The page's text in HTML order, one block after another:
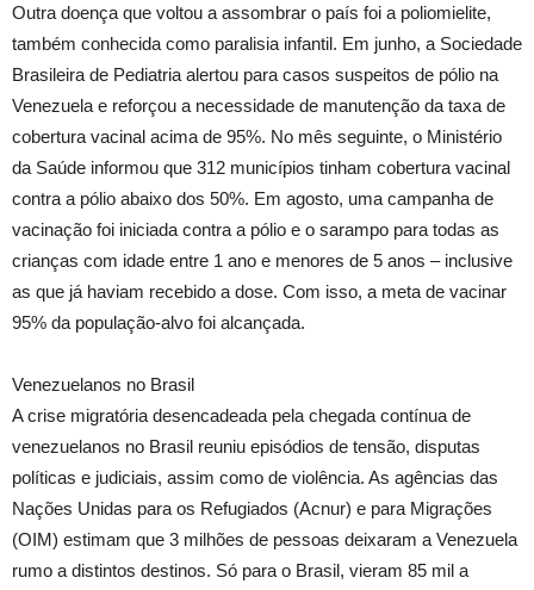
Outra doença que voltou a assombrar o país foi a poliomielite,
também conhecida como paralisia infantil. Em junho, a Sociedade
Brasileira de Pediatria alertou para casos suspeitos de pólio na
Venezuela e reforçou a necessidade de manutenção da taxa de
cobertura vacinal acima de 95%. No mês seguinte, o Ministério
da Saúde informou que 312 municípios tinham cobertura vacinal
contra a pólio abaixo dos 50%. Em agosto, uma campanha de
vacinação foi iniciada contra a pólio e o sarampo para todas as
crianças com idade entre 1 ano e menores de 5 anos – inclusive
as que já haviam recebido a dose. Com isso, a meta de vacinar
95% da população-alvo foi alcançada.
Venezuelanos no Brasil
A crise migratória desencadeada pela chegada contínua de
venezuelanos no Brasil reuniu episódios de tensão, disputas
políticas e judiciais, assim como de violência. As agências das
Nações Unidas para os Refugiados (Acnur) e para Migrações
(OIM) estimam que 3 milhões de pessoas deixaram a Venezuela
rumo a distintos destinos. Só para o Brasil, vieram 85 mil a